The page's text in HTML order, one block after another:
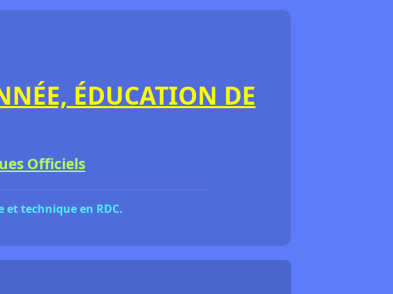
ÉDUCATION DE
Officiels
et technique en RDC.